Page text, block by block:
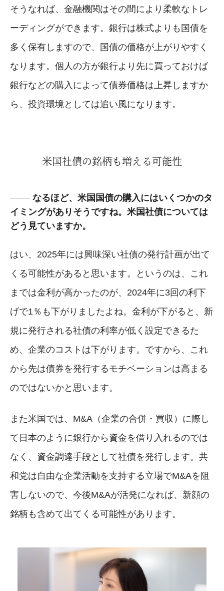
そうなれば、金融機関はその間により柔軟なトレ
ーディングができます。銀行は株式よりも国債を
多く保有しますので、国債の価格が上がりやすく
なります。個人の方が銀行より先に買っておけば
銀行などの購入によって債券価格は上昇しますか
ら、投資環境としては追い風になります。
米国社債の銘柄も増える可能性
なるほど、米国国債の購入にはいくつかのタ
イミングがありそうですね。米国社債については
どう見ていますか。
はい、2025年には興味深い社債の発行計画が出て
くる可能性があると思います。というのは、これ
までは金利が高かったのが、2024年に3回の利下
げで1％も下がりましたよね。金利が下がると、新
規に発行される社債の利率が低く設定できるた
め、企業のコストは下がります。ですから、これ
から先は債券を発行するモチベーションは高まる
のではないかと思います。
また米国では、M&A（企業の合併・買収）に際し
て日本のように銀行から資金を借り入れるのでは
なく、資金調達手段として社債を発行します。共
和党は自由な企業活動を支持する立場でM&Aを阻
害しないので、今後M&Aが活発になれば、新顔の
銘柄も含めて出てくる可能性があります。